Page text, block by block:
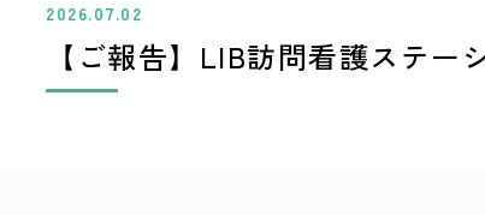
2026.07.02
【ご報告】LIB訪問看護ステー